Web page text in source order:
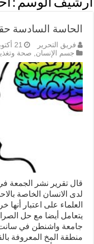
أرشيف الوسم :
الحاسة السادسة
فريق التحرير
21 أكتوبر، 2022
جسم الإنسان, صحة
قال تقرير نشر الجمعة
لدى الانسان الخاصة
العلماء على اعتبار
يتعامل أيضا مع حل
جامعة واشنطن في سانت
منطقة المخ المعروفة